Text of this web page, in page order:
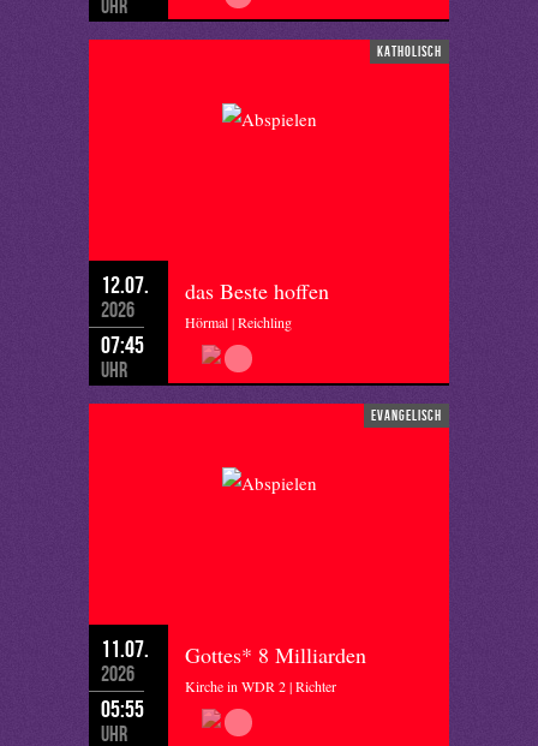
Uhr
katholisch
12.07.
2026
07:45
Uhr
das Beste hoffen
Hörmal | Reichling
evangelisch
11.07.
2026
05:55
Uhr
Gottes* 8 Milliarden
Kirche in WDR 2 | Richter